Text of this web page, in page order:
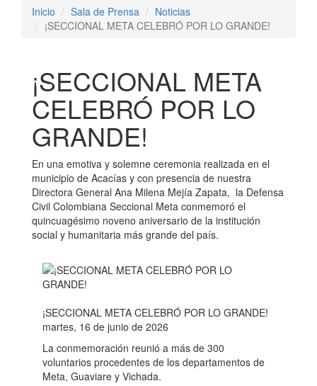
Inicio
Sala de Prensa
Noticias
¡SECCIONAL META CELEBRÓ POR LO GRANDE!
¡SECCIONAL META
CELEBRÓ POR LO
GRANDE!
En una emotiva y solemne ceremonia realizada en el
municipio de Acacías y con presencia de nuestra
Directora General Ana Milena Mejía Zapata, la Defensa
Civil Colombiana Seccional Meta conmemoró el
quincuagésimo noveno aniversario de la institución
social y humanitaria más grande del país.
¡SECCIONAL META CELEBRÓ POR LO GRANDE!
martes, 16 de junio de 2026
La conmemoración reunió a más de 300
voluntarios procedentes de los departamentos de
Meta, Guaviare y Vichada.